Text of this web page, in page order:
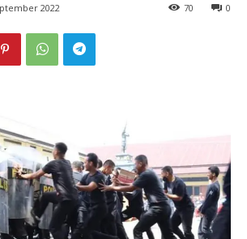
DAERAH
LOKAL
PUBLIK
DATA DAERAH
2022 0
70